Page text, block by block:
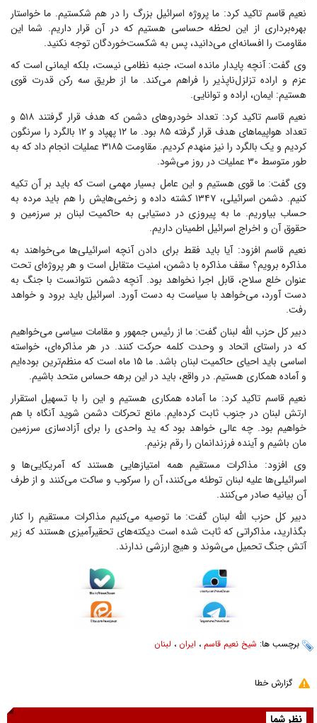
نعیم قاسم تاکید کرد: ما پروژه اسرائیل بزرگ را در هم شکستیم. ما خواستار
بهره‌برداری از این لحظه حساسی هستیم که در آن قرار داریم. شما این
مقاومت را افسانه‌ای می‌دانید، پس به شکست‌خوردگان توجه نکنید.
وی گفت: آنچه پایدار مانده است، جنبه نظامی نیست، بلکه ایمانی است که
عزم و اراده تزلزل‌ناپذیر را فراهم می‌کند. ما از طریق سه رکن قدرت قوی
هستیم: ایمان، اراده و توانایی.
نعیم قاسم تاکید کرد: تعداد خودرو‌های دشمن که هدف قرار گرفتند ۵۱۸ و
تعداد هواپیما‌های هدف قرار گرفته ۸۵ بود. ما ۱۲ پهپاد و ۱۲ بالگرد را سرنگون
کردیم و یک بالگرد را نیز منهدم کردیم. مقاومت ۳۱۸۵ عملیات انجام داد که به
طور متوسط ۳۰ عملیات در روز می‌شود.
وی گفت: ما قوی هستیم و این عامل بسیار مهمی است که باید بر آن تکیه
کنیم. دشمن اسرائیلی، ۱۳۴۷ کشته داده و زخمی‌هایش را هم باید مرده به
حساب بیاوریم. ما به پیروزی در دستیابی به حاکمیت لبنان بر سرزمین و
حقوق آن و اخراج اسرائیل اطمینان داریم.
نعیم قاسم افزود: آیا باید فقط برای دادن آنچه اسرائیلی‌ها می‌خواهند به
مذاکره برویم؟ سقف مذاکره با دشمن، امنیت متقابل است و هر پروژه‌ای تحت
عنوان خلع سلاح، قابل اجرا نخواهد بود. آنچه دشمن نتوانست با جنگ به
دست آورد، می‌خواهد با سیاست به دست آورد. اسرائیل باید برود و خواهد
رفت.
دبیر کل حزب الله لبنان گفت: ما از رئیس جمهور و مقامات سیاسی می‌خواهیم
که در راستای اتحاد و وحدت کلمه حرکت کنند. در هر مذاکره‌ای، خواسته
اساسی باید احیای حاکمیت لبنان باشد. ما ۱۵ ماه است که منظم‌ترین بوده‌ایم
و آماده همکاری هستیم. در واقع، باید در این برهه حساس متحد باشیم.
نعیم قاسم تاکید کرد: ما آماده همکاری هستیم و این را با تسهیل استقرار
ارتش لبنان در جنوب ثابت کرده‌ایم. مانع تحرکات دشمن شوید آنگاه با هم
خواهیم بود. چه عالی خواهد بود که ید واحدی را برای آزادسازی سرزمین
مان باشیم و آینده فرزندانمان را رقم بزنیم.
وی افزود: مذاکرات مستقیم همه امتیاز‌هایی هستند که آمریکایی‌ها و
اسرائیلی‌ها علیه لبنان توطئه می‌کنند، آن را سرکوب و ساکت می‌کنند و از طرف
آن بیانیه صادر می‌کنند.
دبیر کل حزب الله لبنان گفت: ما توصیه می‌کنیم مذاکرات مستقیم را کنار
بگذارید، مذاکراتی که ثابت شده است دیکته‌های تحقیرآمیزی هستند که زیر
آتش جنگ تحمیل می‌شوند و هیچ ارزشی ندارند.
برچسب ها: شیخ نعیم قاسم ، ایران ، لبنان
گزارش خطا
نظر شما